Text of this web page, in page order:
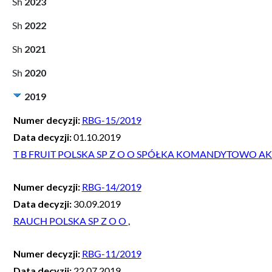
2022
2021
2020
2019
Numer decyzji: RBG-15/2019
Data decyzji:01.10.2019
T B FRUIT POLSKA SP Z O O SPÓŁKA KOMANDYTOWO
Numer decyzji: RBG-14/2019
Data decyzji: 30.09.2019
RAUCH POLSKA SP Z O O ,
Numer decyzji: RBG-11/2019